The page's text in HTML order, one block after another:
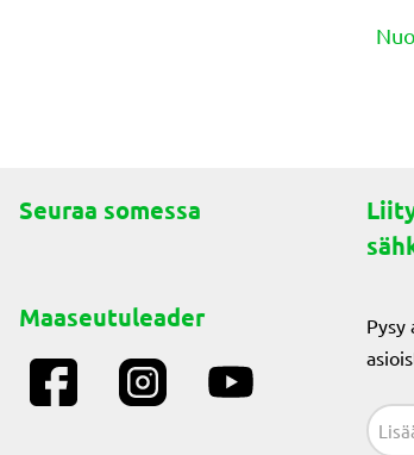
Seuraa somessa
Maaseutuleader
Pysy